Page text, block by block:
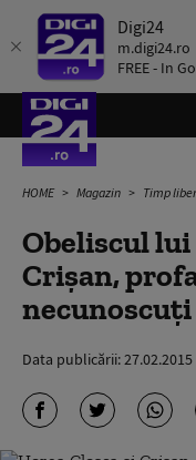
Digi24
m.digi24.ro
FREE - In
HOME Magazin Timp
Obeliscul lui
Crișan,
necunoscuți
Data publicării: